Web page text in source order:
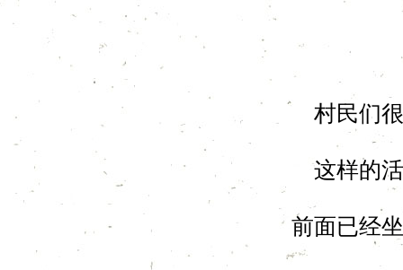
村民们
这样的
前面已经